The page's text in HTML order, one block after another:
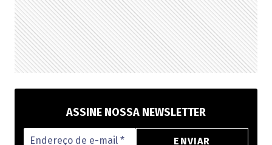
ASSINE NOSSA NEWSLETTER